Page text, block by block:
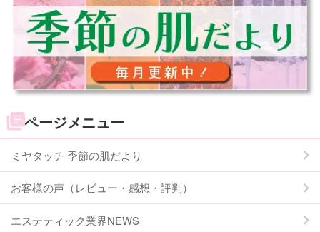
ページメニュー
ミヤタッチ 季節の肌だより
お客様の声（レビュー・感想・評判）
エステティック業界NEWS